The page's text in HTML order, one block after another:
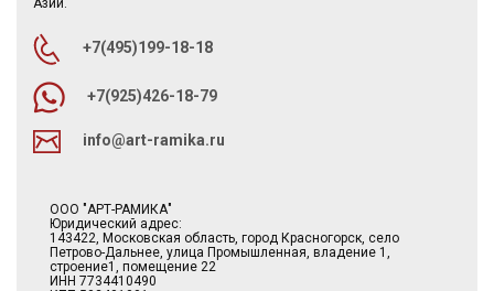
Азии.
+7(495)199-18-18
+7(925)426-18-79
info@art-ramika.ru
ООО "АРТ-РАМИКА"
Юридический адрес:
143422, Московская область, город Красногорск, село
Петрово-Дальнее, улица Промышленная, владение 1,
строение1, помещение 22
ИНН 7734410490